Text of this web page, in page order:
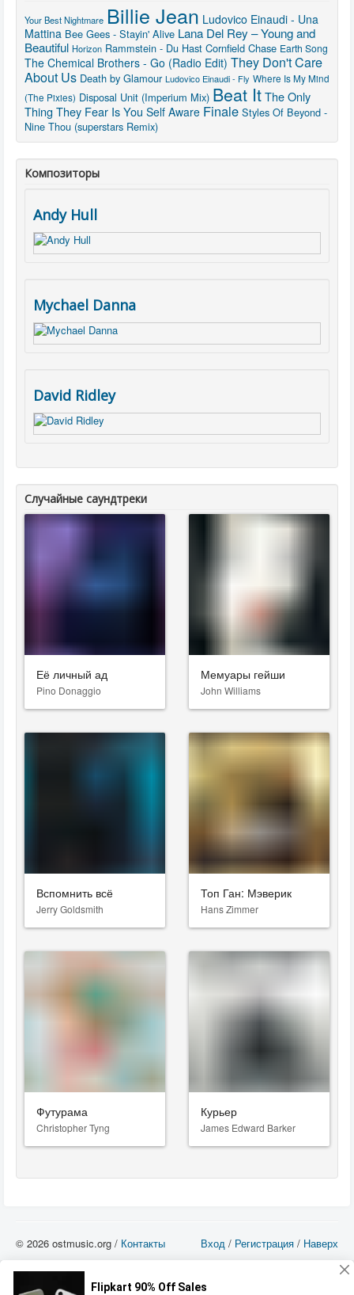
Your Best Nightmare Billie Jean Ludovico Einaudi - Una
Mattina Bee Gees - Stayin' Alive Lana Del Rey – Young and
Beautiful Horizon Rammstein - Du Hast Cornfield Chase Earth Song
The Chemical Brothers - Go (Radio Edit) They Don't Care
About Us Death by Glamour Ludovico Einaudi - Fly Where Is My Mind
(The Pixies) Disposal Unit (Imperium Mix) Beat ItThe Only
Thing They Fear Is You Self Aware Finale Styles Of Beyond -
Nine Thou (superstars Remix)
Композиторы
Andy Hull
Mychael Danna
David Ridley
Случайные саундтреки
Её личный ад
Pino Donaggio
Мемуары гейши
John Williams
Вспомнить всё
Jerry Goldsmith
Топ Ган: Мэверик
Hans Zimmer
Футурама
Christopher Tyng
Курьер
James Edward Barker
Вход / Регистрация / Наверх
© 2026 ostmusic.org / Контакты